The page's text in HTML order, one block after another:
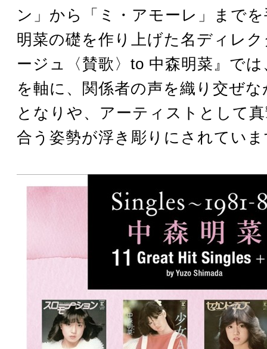
ン」から「ミ・アモーレ」まで
明菜の礎を作り上げた名ディレ
ージュ〈賛歌〉to 中森明菜』で
を軸に、関係者の声を織り交ぜ
となりや、アーティストとして
合う姿勢が浮き彫りにされてい